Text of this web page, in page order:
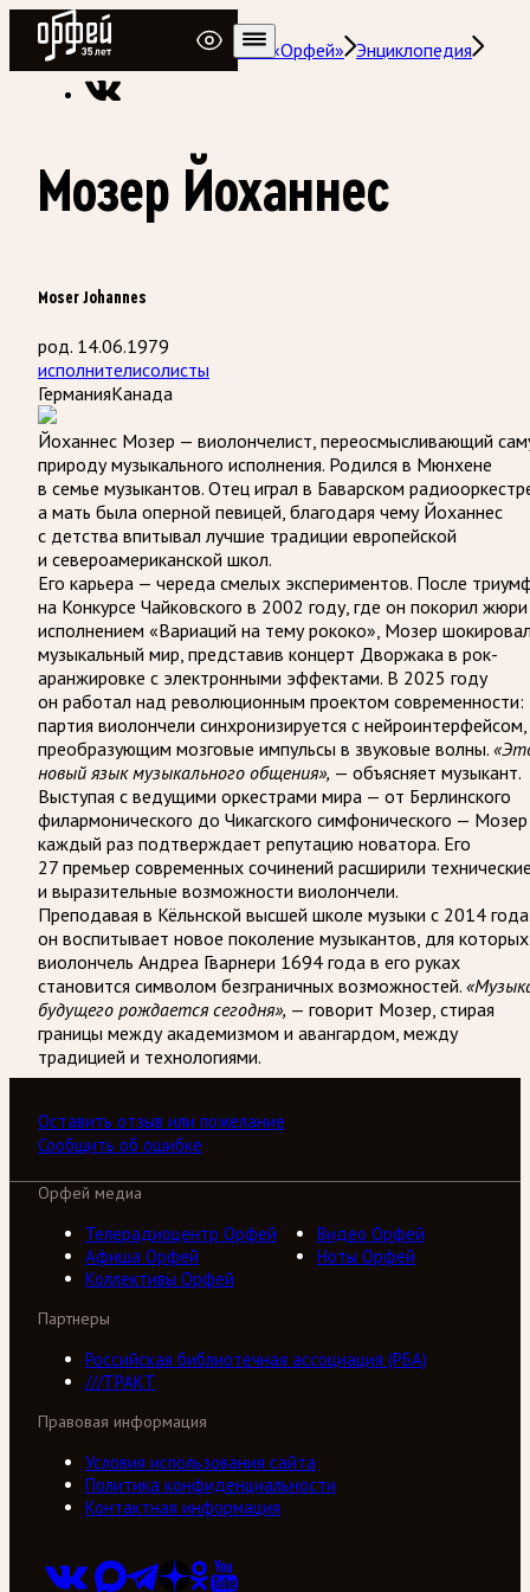
Радио Орфей
Радио классической музыки «Орфей» Энциклопедия
Мозер Йоханнес
Moser Johannes
род. 14.06.1979
исполнителисолисты
ГерманияКанада
Йоханнес Мозер — виолончелист, переосмысливающий
природу музыкального исполнения. Родился в Мюнхене
в семье музыкантов. Отец играл в Баварском
а мать была оперной певицей, благодаря чему Йоханнес
с детства впитывал лучшие традиции европейской
и североамериканской школ.
Его карьера — череда смелых экспериментов. После
на Конкурсе Чайковского в 2002 году, где он покорил жюри
исполнением «Вариаций на тему рококо», Мозер
музыкальный мир, представив концерт Дворжака в рок-
аранжировке с электронными эффектами. В 2025 году
он работал над революционным проектом современности:
партия виолончели синхронизируется с нейроинтерфейсом,
преобразующим мозговые импульсы в звуковые волны.
новый язык музыкального общения», — объясняет музыкант.
Выступая с ведущими оркестрами мира — от Берлинского
филармонического до Чикагского симфонического — Мозер
каждый раз подтверждает репутацию новатора. Его
27 премьер современных сочинений расширили
и выразительные возможности виолончели.
Преподавая в Кёльнской высшей школе музыки с 2014
он воспитывает новое поколение музыкантов, для которых
виолончель Андреа Гварнери 1694 года в его руках
становится символом безграничных возможностей.
будущего рождается сегодня», — говорит Мозер, стирая
границы между академизмом и авангардом, между
традицией и технологиями.
Оставить отзыв или пожелание
Сообщить об ошибке
Орфей медиа
Телерадиоцентр Орфей
Видео Орфей
Афиша Орфей
Ноты Орфей
Коллективы Орфей
Партнеры
Российская библиотечная ассоциация (РБА)
///ТРАКТ
Правовая информация
Условия использования сайта
Политика конфиденциальности
Контактная информация